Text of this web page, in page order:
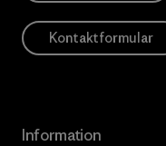
Kontaktformular
Information